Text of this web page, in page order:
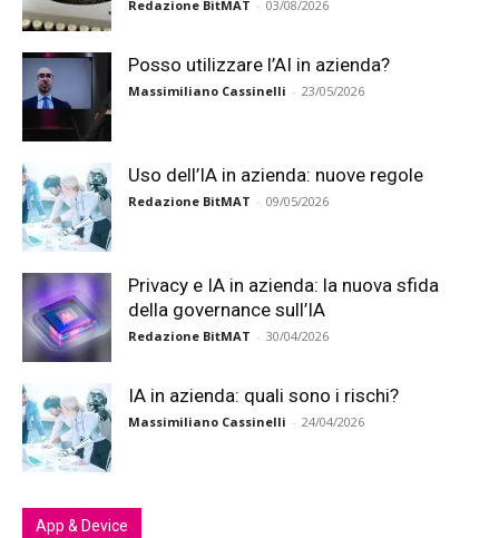
Redazione BitMAT - 03/08/2026
Posso utilizzare l’AI in azienda?
Massimiliano Cassinelli - 23/05/2026
Uso dell’IA in azienda: nuove regole
Redazione BitMAT - 09/05/2026
Privacy e IA in azienda: la nuova sfida
della governance sull’IA
Redazione BitMAT - 30/04/2026
IA in azienda: quali sono i rischi?
Massimiliano Cassinelli - 24/04/2026
App & Device